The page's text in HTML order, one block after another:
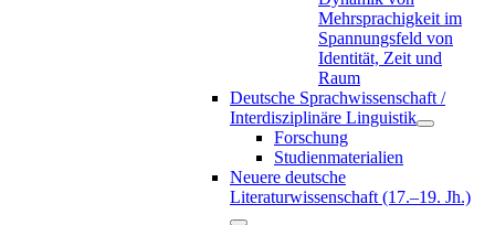
Mehrsprachigkeit im
Spannungsfeld von
Identität, Zeit und
Raum
Deutsche Sprachwissenschaft /
Interdisziplinäre Linguistik
Forschung
Studienmaterialien
Neuere deutsche
Literaturwissenschaft (17.–19. Jh.)